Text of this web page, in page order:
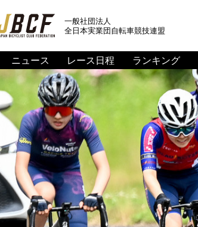
一般社団法人
全日本実業団自転車競技連盟
ニュース レース日程 ランキング